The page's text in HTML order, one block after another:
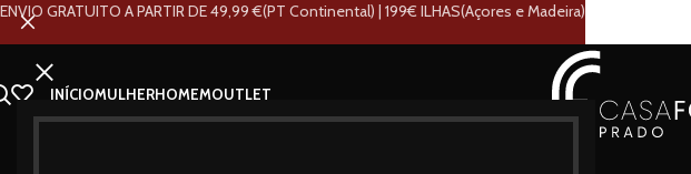
INÍCIOMULHERHOMEMOUTLET
ENVIO GRATUITO A PARTIR DE 49,99 €(PT Continental) | 199€ ILHAS(Açores e Madeira)